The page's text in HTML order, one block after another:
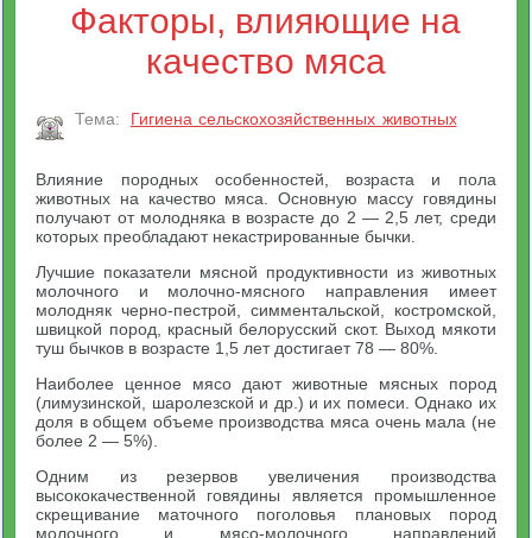
Факторы, влияющие на
качество мяса
Тема: Гигиена сельскохозяйственных животных
Влияние породных особенностей, возраста и пола
животных на качество мяса. Основную массу говядины
получают от молодняка в возрасте до 2 — 2,5 лет, среди
которых преобладают некастрированные бычки.
Лучшие показатели мясной продуктивности из животных
молочного и молочно-мясного направления имеет
молодняк черно-пестрой, симментальской, костромской,
швицкой пород, красный белорусский скот. Выход мякоти
туш бычков в возрасте 1,5 лет достигает 78 — 80%.
Наиболее ценное мясо дают животные мясных пород
(лимузинской, шаролезской и др.) и их помеси. Однако их
доля в общем объеме производства мяса очень мала (не
более 2 — 5%).
Одним из резервов увеличения производства
высококачественной говядины является промышленное
скрещивание маточного поголовья плановых пород
молочного и мясо-молочного направлений